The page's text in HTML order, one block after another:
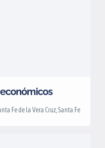
Fe de la Vera Cruz, Santa Fe